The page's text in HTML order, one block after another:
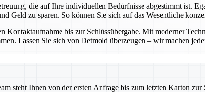
die auf Ihre individuellen Bedürfnisse abgestimmt ist.
Geld zu sparen. So können Sie sich auf das Wesentliche
bis zur Schlüssübergabe. Mit moderner
Lassen Sie sich von Detmold überzeugen – wir machen
steht Ihnen von der ersten Anfrage bis zum letzten Karton